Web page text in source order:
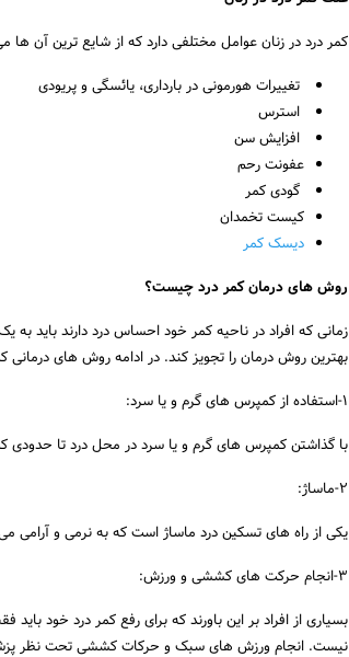
کمر درد در زنان عوامل مختلفی دارد که از شایع ترین آن ها
تغییرات هورمونی در بارداری، یائسگی و پریودی
استرس
افزایش سن
عفونت رحم
گودی کمر
کیست تخمدان
دیسک کمر
روش های درمان کمر درد چیست؟
زمانی که افراد در ناحیه کمر خود احساس درد دارند
بهترین روش درمان را تجویز کند. در ادامه روش های درمانی
1-استفاده از کمپرس های گرم و یا سرد:
با گذاشتن کمپرس های گرم و یا سرد در محل درد تا
2-ماساژ:
یکی از راه های تسکین درد ماساژ است که به نرمی و آرامی می
3-انجام حرکت های کششی و ورزش:
بسیاری از افراد بر این باورند که برای رفع کمر درد خود
نیست. انجام ورزش های سبک و حرکات کششی تحت نظر